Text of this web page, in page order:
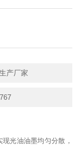
产厂家
光油油墨均匀分散，